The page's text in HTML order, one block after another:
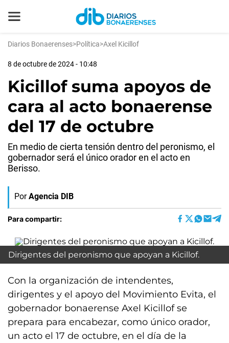
Diarios Bonaerenses>Política>Axel Kicillof
8 de octubre de 2024 - 10:48
Kicillof suma apoyos de
cara al acto bonaerense
del 17 de octubre
En medio de cierta tensión dentro del peronismo, el
gobernador será el único orador en el acto en
Berisso.
Por Agencia DIB
Para compartir:
Dirigentes del peronismo que apoyan a Kicillof.
Con la organización de intendentes,
dirigentes y el apoyo del Movimiento Evita, el
gobernador bonaerense Axel Kicillof se
prepara para encabezar, como único orador,
un acto el 17 de octubre, en el día de la